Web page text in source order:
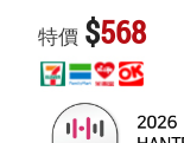
特價 $568